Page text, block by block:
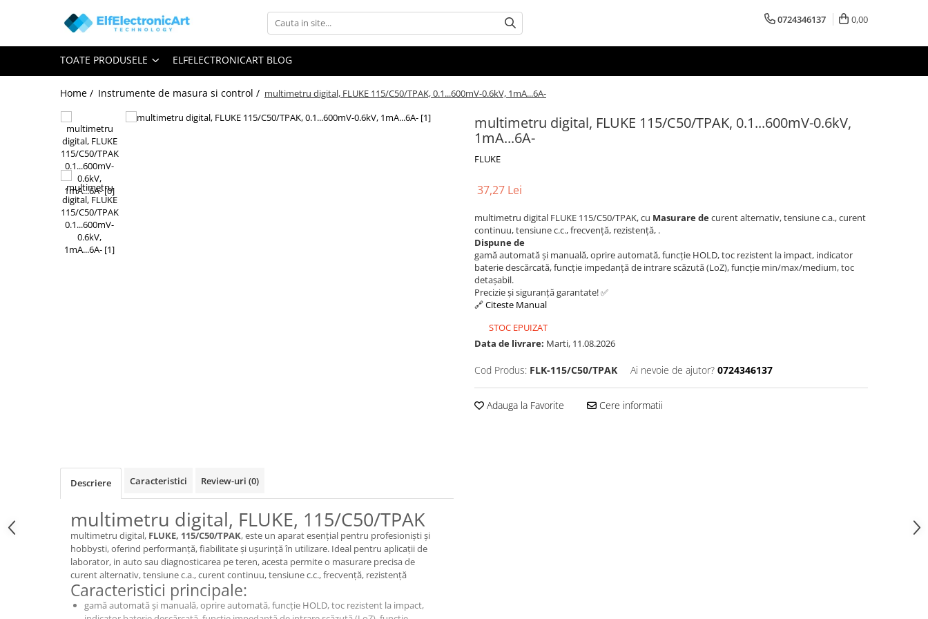
Toate Produsele
Audio
Instrumente de masura si control
Clesti Ampermetrici
Multimetre Digitale
Scule Atelier
Surse de alimentare
Termometre
Osciloscoape
Osciloscoape ROHDE & SCHWARZ
Osciloscoape TELEDYNE LECROY
Osciloscoape UNI-T
0724346137 0,00
TOATE PRODUSELE ELFELECTRONICART BLOG
Home / Instrumente de masura si control / multimetru digital, FLUKE 115/C50/TPAK, 0.1...600mV-0.6kV, 1mA...6A-
multimetru digital, FLUKE 115/C50/TPAK, 0.1...600mV-0.6kV,
1mA...6A-
FLUKE
37,27 Lei
multimetru digital FLUKE 115/C50/TPAK, cu Masurare decurent alternativ, tensiune c.a., curent
continuu, tensiune c.c., frecvență, rezistență, .
Dispune de
gamă automată și manuală, oprire automată, funcție HOLD, toc rezistent la impact, indicator
baterie descărcată, funcție impedanță de intrare scăzută (LoZ), funcție min/max/medium, toc
detașabil.
Precizie și siguranță garantate! ✅
🔗 Citeste Manual
STOC EPUIZAT
Data de livrare: Marti, 11.08.2026
Cod Produs: FLK-115/C50/TPAK Ai nevoie de ajutor? 0724346137
Adauga la Favorite Cere informatii
Descriere Caracteristici Review-uri (0)
multimetru digital, FLUKE, 115/C50/TPAK
multimetru digital, FLUKE, 115/C50/TPAK, este un aparat esențial pentru profesioniști și
hobbysti, oferind performanță, fiabilitate și ușurință în utilizare. Ideal pentru aplicații de
laborator, in auto sau diagnosticarea pe teren, acesta permite o masurare precisa de
curent alternativ, tensiune c.a., curent continuu, tensiune c.c., frecvență, rezistență
Caracteristici principale:
gamă automată și manuală, oprire automată, funcție HOLD, toc rezistent la impact,